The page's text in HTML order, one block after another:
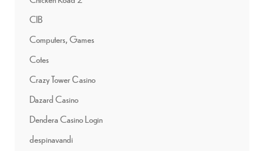
CIB
Computers, Games
Cotes
Crazy Tower Сasino
Dazard Casino
Dendera Casino Login
despinavandi